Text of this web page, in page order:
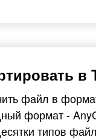
в
файл в
формат -
типов